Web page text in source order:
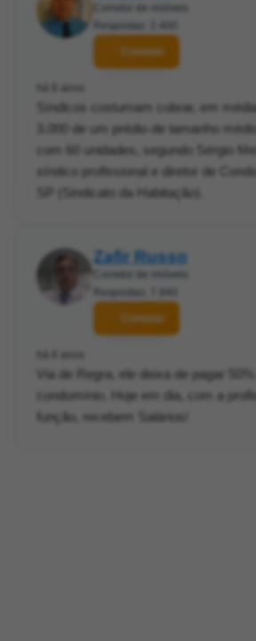
Corretor de imóveis
Respostas: 2.400
Contatar
há 6 anos
Síndicos costumam cobrar, em
3.000 de um prédio de tamanho
com 60 unidades, segundo Sérgio
síndico profissional e diretor de
SP (Sindicato da Habitação).
Zafir Russo
Corretor de imóveis
Respostas: 7.840
Contatar
há 6 anos
Via de Regra, ele deixa de pagar
condomínio. Hoje em dia, com a
função, recebem Salários!